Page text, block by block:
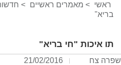
ראשי > מאמרים ראשיים >
בריא"
תו איכות "חי בריא"
שפרה צח 21/02/2016